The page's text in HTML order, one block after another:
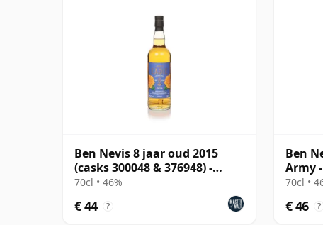
Ben Nevis 8 jaar oud 2015
(casks 300048 & 376948) -
Small Batch
70cl • 46%
€ 44 ?
Ben
Army
70cl •
€ 46 ?